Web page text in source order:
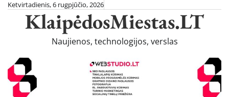
Skip
content
Ketvirtadienis, 6 rugpjūčio, 2026
KlaipėdosMiestas.LT
Naujienos, technologijos, verslas